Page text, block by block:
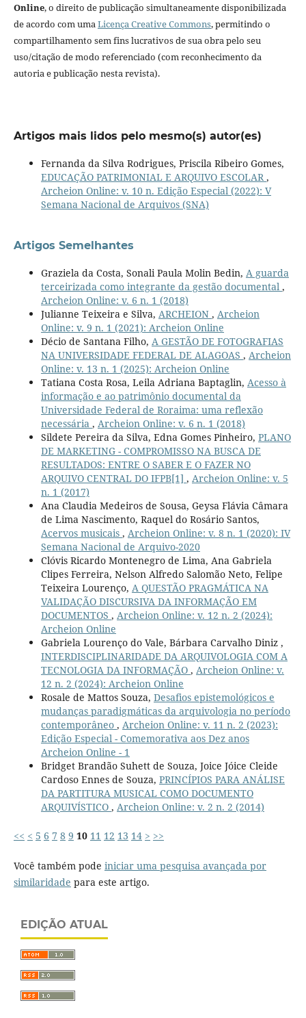
Online, o direito de publicação simultaneamente disponibilizada
de acordo com umaLicença Creative Commons, permitindo o
compartilhamento sem fins lucrativos de sua obra pelo seu
uso/citação de modo referenciado (com reconhecimento da
autoria e publicação nesta revista).
Artigos mais lidos pelo mesmo(s) autor(es)
Fernanda da Silva Rodrigues, Priscila Ribeiro Gomes,
EDUCAÇÃO PATRIMONIAL E ARQUIVO ESCOLAR,
Archeion Online: v. 10 n. Edição Especial (2022): V
Semana Nacional de Arquivos (SNA)
Artigos Semelhantes
Graziela da Costa, Sonali Paula Molin Bedin, A guarda
terceirizada como integrante da gestão documental ,
Archeion Online: v. 6 n. 1 (2018)
Julianne Teixeira e Silva, ARCHEION , Archeion
Online: v. 9 n. 1 (2021): Archeion Online
Décio de Santana Filho, A GESTÃO DE FOTOGRAFIAS
NA UNIVERSIDADE FEDERAL DE ALAGOAS , Archeion
Online: v. 13 n. 1 (2025): Archeion Online
Tatiana Costa Rosa, Leila Adriana Baptaglin, Acesso à
informação e ao patrimônio documental da
Universidade Federal de Roraima: uma reflexão
necessária , Archeion Online: v. 6 n. 1 (2018)
Sildete Pereira da Silva, Edna Gomes Pinheiro, PLANO
DE MARKETING - COMPROMISSO NA BUSCA DE
RESULTADOS: ENTRE O SABER E O FAZER NO
ARQUIVO CENTRAL DO IFPB[1] , Archeion Online: v. 5
n. 1 (2017)
Ana Claudia Medeiros de Sousa, Geysa Flávia Câmara
de Lima Nascimento, Raquel do Rosário Santos,
Acervos musicais , Archeion Online: v. 8 n. 1 (2020): IV
Semana Nacional de Arquivo-2020
Clóvis Ricardo Montenegro de Lima, Ana Gabriela
Clipes Ferreira, Nelson Alfredo Salomão Neto, Felipe
Teixeira Lourenço, A QUESTÃO PRAGMÁTICA NA
VALIDAÇÃO DISCURSIVA DA INFORMAÇÃO EM
DOCUMENTOS , Archeion Online: v. 12 n. 2 (2024):
Archeion Online
Gabriela Lourenço do Vale, Bárbara Carvalho Diniz ,
INTERDISCIPLINARIDADE DA ARQUIVOLOGIA COM A
TECNOLOGIA DA INFORMAÇÃO , Archeion Online: v.
12 n. 2 (2024): Archeion Online
Rosale de Mattos Souza, Desafios epistemológicos e
mudanças paradigmáticas da arquivologia no período
contemporâneo , Archeion Online: v. 11 n. 2 (2023):
Edição Especial - Comemorativa aos Dez anos
Archeion Online - 1
Bridget Brandão Suhett de Souza, Joice Jóice Cleide
Cardoso Ennes de Souza, PRINCÍPIOS PARA ANÁLISE
DA PARTITURA MUSICAL COMO DOCUMENTO
ARQUIVÍSTICO , Archeion Online: v. 2 n. 2 (2014)
<< < 5 6 7 8 9 10 11 12 13 14 > >>
Você também pode iniciar uma pesquisa avançada por
similaridade para este artigo.
EDIÇÃO ATUAL